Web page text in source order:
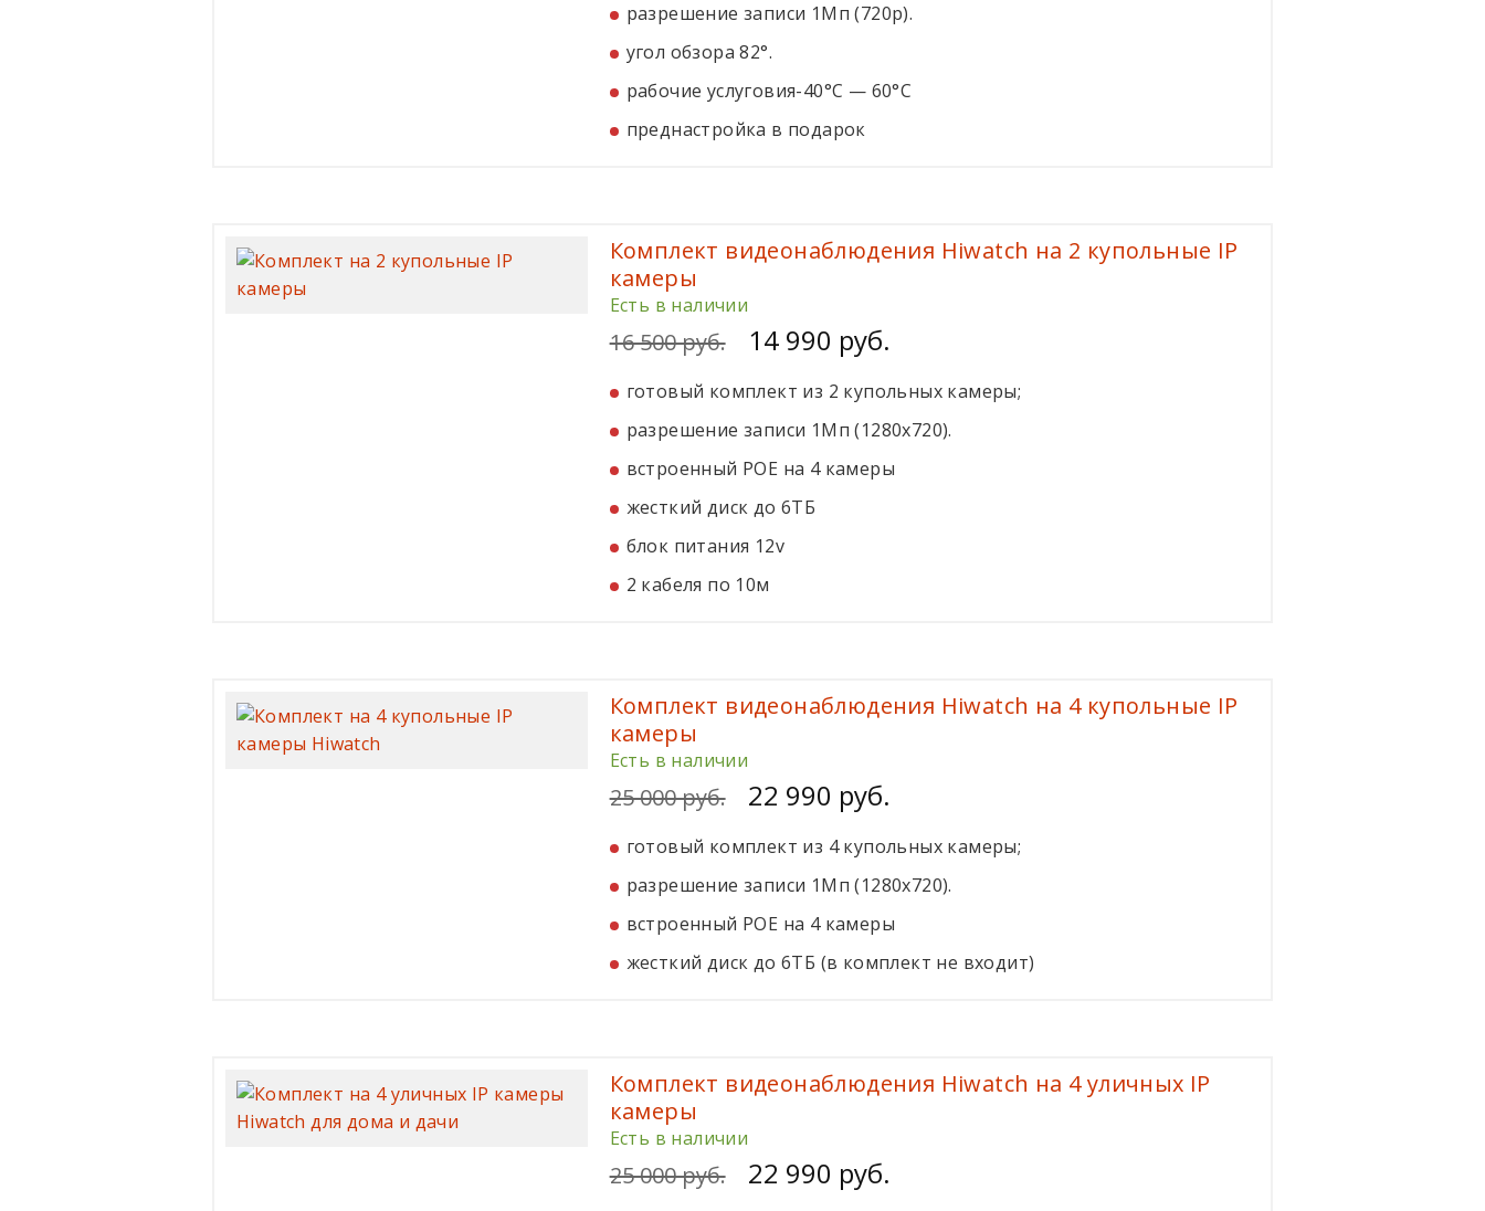
разрешение записи 1Мп (720p).
угол обзора 82°.
рабочие услуговия-40°С — 60°С
преднастройка в подарок
Комплект видеонаблюдения Hiwatch на 2 купольные IP
камеры
Есть в наличии
16 500 руб. 14 990 руб.
готовый комплект из 2 купольных камеры;
разрешение записи 1Мп (1280x720).
встроенный POE на 4 камеры
жесткий диск до 6ТБ
блок питания 12v
2 кабеля по 10м
Комплект видеонаблюдения Hiwatch на 4 купольные IP
камеры
Есть в наличии
25 000 руб. 22 990 руб.
готовый комплект из 4 купольных камеры;
разрешение записи 1Мп (1280x720).
встроенный POE на 4 камеры
жесткий диск до 6ТБ (в комплект не входит)
Комплект видеонаблюдения Hiwatch на 4 уличных IP
камеры
Есть в наличии
25 000 руб. 22 990 руб.